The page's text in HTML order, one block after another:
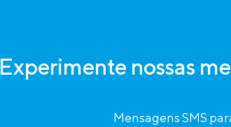
Experimente nossas
Mensagens SMS